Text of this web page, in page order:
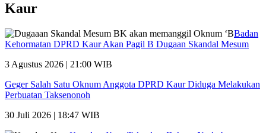
Kaur
Badan
Kehormatan DPRD Kaur Akan Pagil B Dugaan Skandal Mesum
3 Agustus 2026 | 21:00 WIB
Geger Salah Satu Oknum Anggota DPRD Kaur Diduga Melakukan
Perbuatan Taksenonoh
30 Juli 2026 | 18:47 WIB